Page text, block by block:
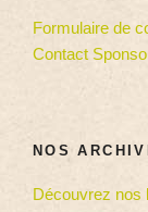
Formulaire de
Contact
NOS
Découvrez nos